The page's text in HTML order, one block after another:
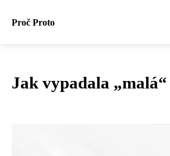
Proč Proto
Jak vypadala